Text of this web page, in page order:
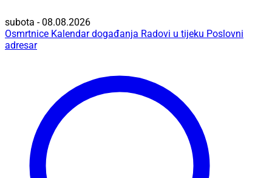
subota - 08.08.2026
Osmrtnice Kalendar događanja Radovi u tijeku Poslovni
adresar